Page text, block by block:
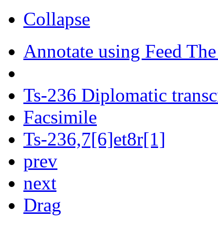
Collapse
Annotate using Feed
Ts-236 Diplomatic
Facsimile
Ts-236,7[6]et8r[1]
prev
next
Drag